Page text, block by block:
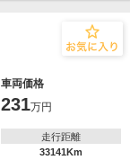
車両価格
231万円
走行距離
33141Km